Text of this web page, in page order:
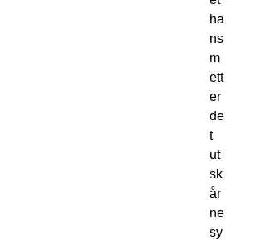
ha
ns
m
ett
er
de
t
ut
sk
år
ne
sy